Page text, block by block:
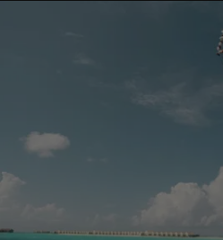
to
and make your visit easier